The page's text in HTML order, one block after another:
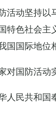
动坚持以
特色社会
国国际地位
国防活动
民共和国